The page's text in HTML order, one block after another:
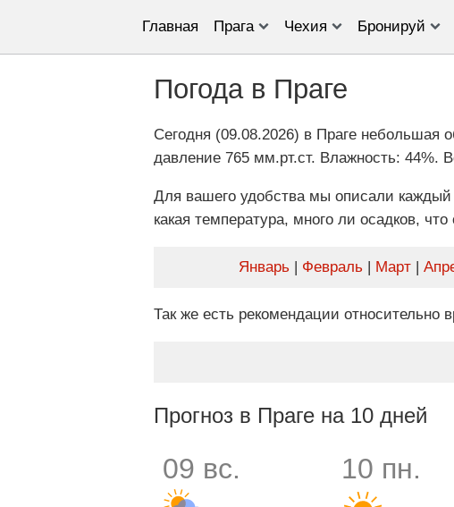
Главная Прага Чехия Бронируй
Погода в Праге
Сегодня (09.08.2026) в Праге небольшая
давление 765 мм.рт.ст. Влажность: 44%.
Для вашего удобства мы описали
какая температура, много ли осадков, что
Январь | Февраль | Март |
Так же есть рекомендации относительно
Прогноз в Праге на 10 дней
09 вс. 10 пн.